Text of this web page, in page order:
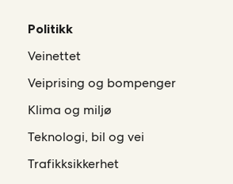
Politikk
Veinettet
Veiprising og bompenger
Klima og miljø
Teknologi, bil og vei
Trafikksikkerhet